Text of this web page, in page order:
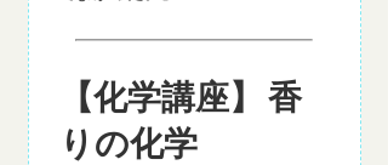
【化学講座】
香
りの化学